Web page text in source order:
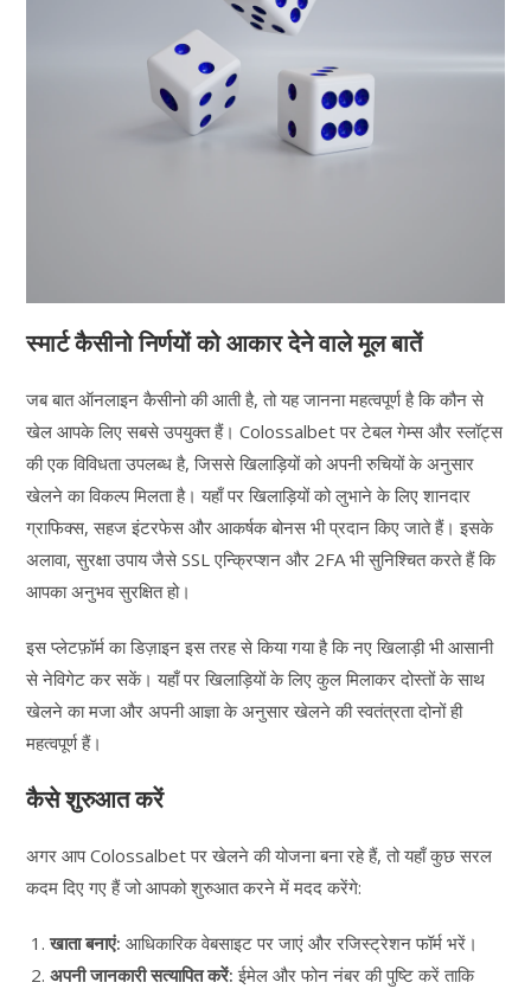
स्मार्ट कैसीनो निर्णयों को आकार देने वाले मूल बातें
जब बात ऑनलाइन कैसीनो की आती है, तो यह जानना महत्वपूर्ण है कि कौन से
खेल आपके लिए सबसे उपयुक्त हैं। Colossalbet पर टेबल गेम्स और स्लॉट्स
की एक विविधता उपलब्ध है, जिससे खिलाड़ियों को अपनी रुचियों के अनुसार
खेलने का विकल्प मिलता है। यहाँ पर खिलाड़ियों को लुभाने के लिए शानदार
ग्राफिक्स, सहज इंटरफेस और आकर्षक बोनस भी प्रदान किए जाते हैं। इसके
अलावा, सुरक्षा उपाय जैसे SSL एन्क्रिप्शन और 2FA भी सुनिश्चित करते हैं कि
आपका अनुभव सुरक्षित हो।
इस प्लेटफ़ॉर्म का डिज़ाइन इस तरह से किया गया है कि नए खिलाड़ी भी आसानी
से नेविगेट कर सकें। यहाँ पर खिलाड़ियों के लिए कुल मिलाकर दोस्तों के साथ
खेलने का मजा और अपनी आज्ञा के अनुसार खेलने की स्वतंत्रता दोनों ही
महत्वपूर्ण हैं।
कैसे शुरुआत करें
अगर आप Colossalbet पर खेलने की योजना बना रहे हैं, तो यहाँ कुछ सरल
कदम दिए गए हैं जो आपको शुरुआत करने में मदद करेंगे:
खाता बनाएं: आधिकारिक वेबसाइट पर जाएं और रजिस्ट्रेशन फॉर्म भरें।
अपनी जानकारी सत्यापित करें: ईमेल और फोन नंबर की पुष्टि करें ताकि